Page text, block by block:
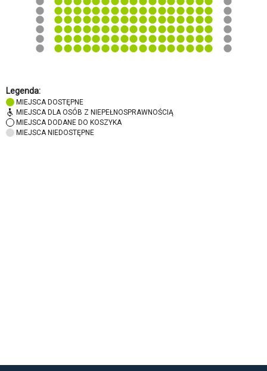
Legenda:
MIEJSCA DOSTĘPNE
MIEJSCA DLA OSÓB Z NIEPEŁNOSPRAWNOŚCIĄ
MIEJSCA DODANE DO KOSZYKA
MIEJSCA NIEDOSTĘPNE